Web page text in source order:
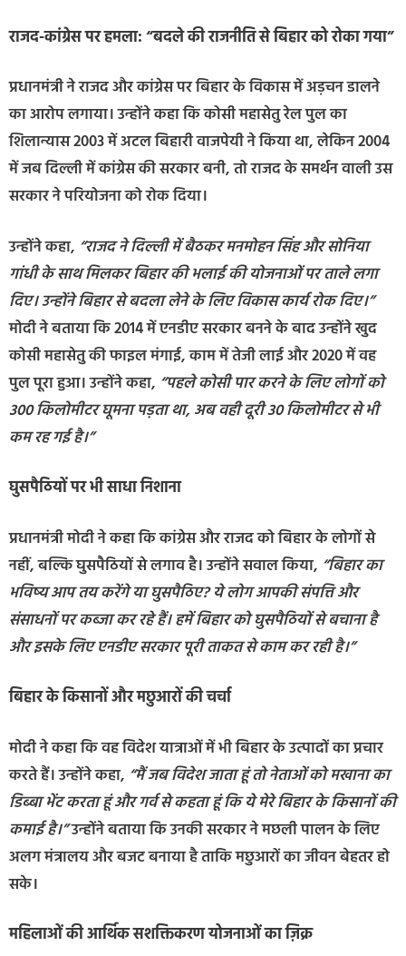
राजद-कांग्रेस पर हमला: “बदले की राजनीति से बिहार को रोका गया”
प्रधानमंत्री ने राजद और कांग्रेस पर बिहार के विकास में अड़चन डालने
का आरोप लगाया। उन्होंने कहा कि कोसी महासेतु रेल पुल का
शिलान्यास 2003 में अटल बिहारी वाजपेयी ने किया था, लेकिन 2004
में जब दिल्ली में कांग्रेस की सरकार बनी, तो राजद के समर्थन वाली उस
सरकार ने परियोजना को रोक दिया।
उन्होंने कहा, “राजद ने दिल्ली में बैठकर मनमोहन सिंह और सोनिया
गांधी के साथ मिलकर बिहार की भलाई की योजनाओं पर ताले लगा
दिए। उन्होंने बिहार से बदला लेने के लिए विकास कार्य रोक दिए।”
मोदी ने बताया कि 2014 में एनडीए सरकार बनने के बाद उन्होंने खुद
कोसी महासेतु की फाइल मंगाई, काम में तेजी लाई और 2020 में वह
पुल पूरा हुआ। उन्होंने कहा, “पहले कोसी पार करने के लिए लोगों को
300 किलोमीटर घूमना पड़ता था, अब वही दूरी 30 किलोमीटर से भी
कम रह गई है।”
घुसपैठियों पर भी साधा निशाना
प्रधानमंत्री मोदी ने कहा कि कांग्रेस और राजद को बिहार के लोगों से
नहीं, बल्कि घुसपैठियों से लगाव है। उन्होंने सवाल किया, “बिहार का
भविष्य आप तय करेंगे या घुसपैठिए? ये लोग आपकी संपत्ति और
संसाधनों पर कब्जा कर रहे हैं। हमें बिहार को घुसपैठियों से बचाना है
और इसके लिए एनडीए सरकार पूरी ताकत से काम कर रही है।”
बिहार के किसानों और मछुआरों की चर्चा
मोदी ने कहा कि वह विदेश यात्राओं में भी बिहार के उत्पादों का प्रचार
करते हैं। उन्होंने कहा, “मैं जब विदेश जाता हूं तो नेताओं को मखाना का
डिब्बा भेंट करता हूं और गर्व से कहता हूं कि ये मेरे बिहार के किसानों की
कमाई है।”उन्होंने बताया कि उनकी सरकार ने मछली पालन के लिए
अलग मंत्रालय और बजट बनाया है ताकि मछुआरों का जीवन बेहतर हो
सके।
महिलाओं की आर्थिक सशक्तिकरण योजनाओं का ज़िक्र